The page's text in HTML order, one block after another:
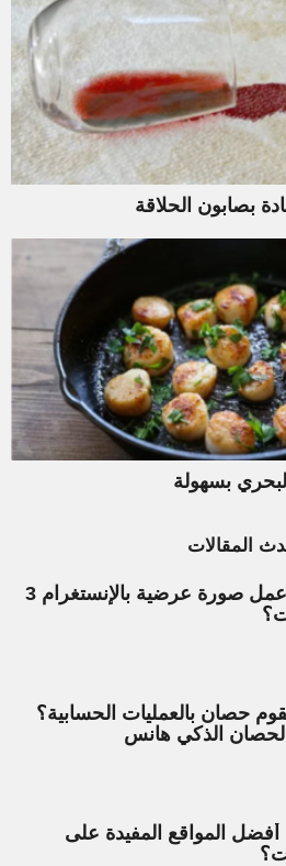
بصابون الحلاقة
بسهولة
المقالات
كيفية عمل صورة عرضية بالإنستغرام 3
حصان بالعمليات الحسابية؟
الذكي هانس
المواقع المفيدة على